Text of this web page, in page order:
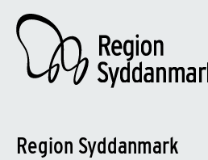
Region Syddanmark